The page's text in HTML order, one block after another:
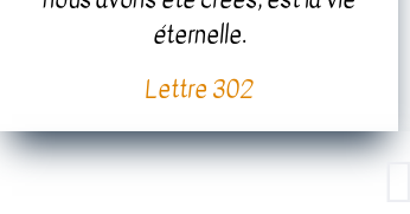
éternelle.
Lettre 302